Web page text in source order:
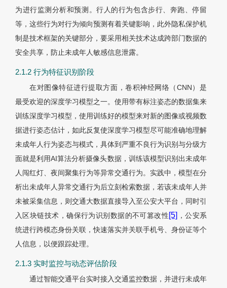
为进行监测分析和预测。行人的行为包含步行、奔跑、停留
等，这些行为对行为倾向预测有着关键影响，此外隐私保护机
制是技术框架的关键部分，要采用相关技术达成跨部门数据的
安全共享，防止未成年人敏感信息泄露。
2.1.2 行为特征识别阶段
在对图像特征进行提取方面，卷积神经网络（CNN）是
最受欢迎的深度学习模型之一。使用带有标注姿态的数据集来
训练深度学习模型，使用训练好的模型来对新的图像或视频数
据进行姿态估计，如此反复使深度学习模型尽可能准确地理解
未成年人行为姿态与模式，具体到严重不良行为识别与分级方
面就是利用AI算法分析摄像头数据，训练该模型识别出未成年
人闯红灯、夜间聚集行为等异常交通行为。实践中，模型在分
析出未成年人异常交通行为后立刻检索数据，若该未成年人并
未被采集信息，则交通大数据直接导入至公安大平台，同时引
入区块链技术，确保行为识别数据的不可篡改性[5] ，公安系
统进行跨模态身份关联，快速落实并关联手机号、身份证等个
人信息，以便跟踪处理。
2.1.3 实时监控与动态评估阶段
通过智能交通平台实时接入交通监控数据，并进行未成年